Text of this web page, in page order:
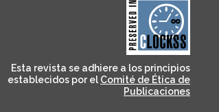
CLOCKSS is a dak archive
that ensures the long-
term survival of web-
based scholary
publications, governed by
and for its stakeholders.
Esta revista se adhiere a los principios
establecidos por el Comité de Ética de
Publicaciones